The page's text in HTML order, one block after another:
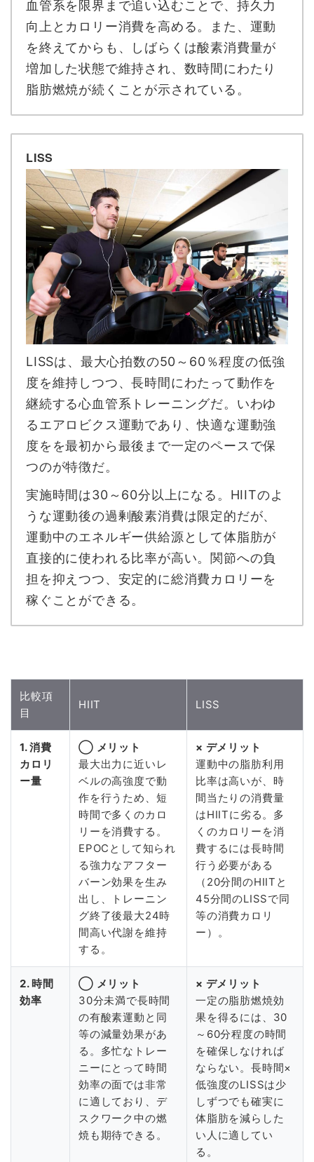
血管系を限界まで追い込むことで、持久力
向上とカロリー消費を高める。また、運動
を終えてからも、しばらくは酸素消費量が
増加した状態で維持され、数時間にわたり
脂肪燃焼が続くことが示されている。
LISS
LISSは、最大心拍数の50～60％程度の低強
度を維持しつつ、長時間にわたって動作を
継続する心血管系トレーニングだ。いわゆ
るエアロビクス運動であり、快適な運動強
度をを最初から最後まで一定のペースで保
つのが特徴だ。
実施時間は30～60分以上になる。HIITのよ
うな運動後の過剰酸素消費は限定的だが、
運動中のエネルギー供給源として体脂肪が
直接的に使われる比率が高い。関節への負
担を抑えつつ、安定的に総消費カロリーを
稼ぐことができる。
比較項
目
HIIT LISS
1. 消費
カロリ
ー量
◯ メリット
最大出力に近いレ
ベルの高強度で動
作を行うため、短
時間で多くのカロ
リーを消費する。
EPOCとして知られ
る強力なアフター
バーン効果を生み
出し、トレーニン
グ終了後最大24時
間高い代謝を維持
する。
× デメリット
運動中の脂肪利用
比率は高いが、時
間当たりの消費量
はHIITに劣る。多
くのカロリーを消
費するには長時間
行う必要がある
（20分間のHIITと
45分間のLISSで同
等の消費カロリ
ー）。
2. 時間
効率
◯ メリット
30分未満で長時間
の有酸素運動と同
等の減量効果があ
る。多忙なトレー
ニーにとって時間
効率の面では非常
に適しており、デ
スクワーク中の燃
焼も期待できる。
× デメリット
一定の脂肪燃焼効
果を得るには、30
～60分程度の時間
を確保しなければ
ならない。長時間×
低強度のLISSは少
しずつでも確実に
体脂肪を減らした
い人に適してい
る。